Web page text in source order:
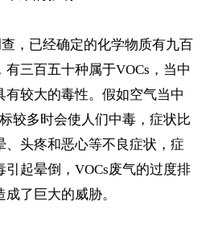
，已经确定的化学物质有九百
三百五十种属于VOCs，当中
较大的毒性。假如空气当中
较多时会使人们中毒，症状比
、头疼和恶心等不良症状，症
起晕倒，VOCs废气的过度排
了巨大的威胁。